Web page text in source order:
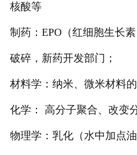
核酸等
制药：EPO（红细胞生长
破碎，新药开发部门；
材料学：纳米、微米材料
化学： 高分子聚合、改变
物理学：乳化（水中加点